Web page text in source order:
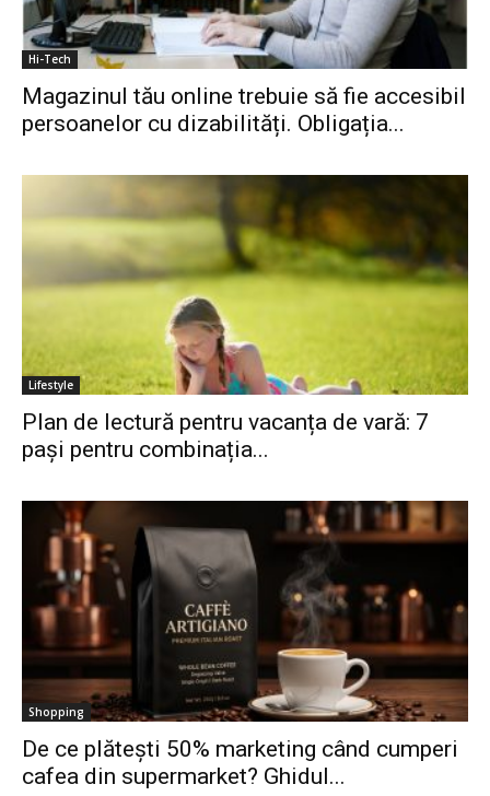
Hi-Tech
Magazinul tău online trebuie să fie accesibil
persoanelor cu dizabilități. Obligația...
Lifestyle
Plan de lectură pentru vacanța de vară: 7
pași pentru combinația...
Shopping
De ce plătești 50% marketing când cumperi
cafea din supermarket? Ghidul...